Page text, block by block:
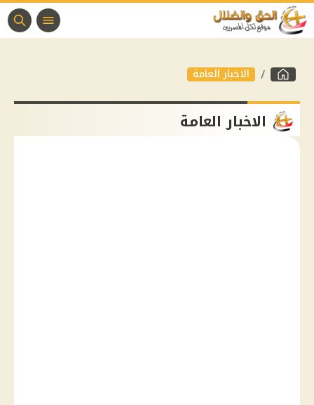
الاخبار العامة
الاخبار العامة